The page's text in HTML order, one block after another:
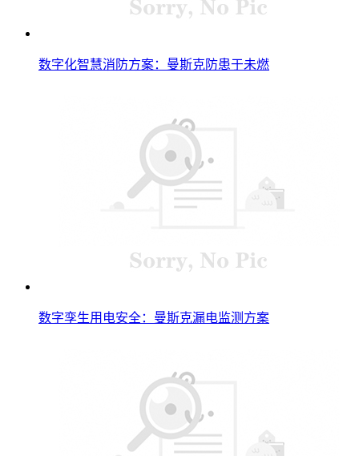
数字化智慧消防方案：曼斯克防患于未燃
数字孪生用电安全：曼斯克漏电监测方案